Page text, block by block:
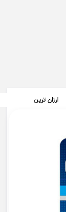
ارزان ترین